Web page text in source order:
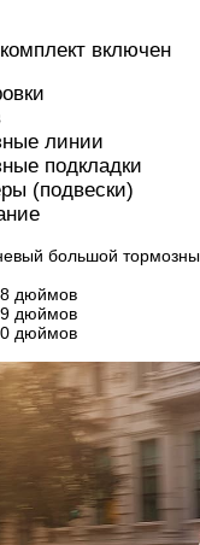
включен
линии
подкладки
(подвески)
большой
дюймов
дюймов
дюймов